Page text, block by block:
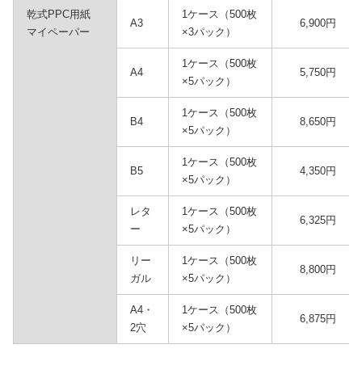
乾式PPC用紙
マイペーパー
A3
1ケース（500枚
×3パック）
6,900円
A4
1ケース（500枚
×5パック）
5,750円
B4
1ケース（500枚
×5パック）
8,650円
B5
1ケース（500枚
×5パック）
4,350円
レタ
ー
1ケース（500枚
×5パック）
6,325円
リー
ガル
1ケース（500枚
×5パック）
8,800円
A4・
2穴
1ケース（500枚
×5パック）
6,875円